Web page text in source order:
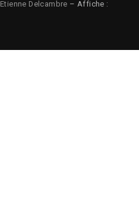
Etienne Delcambre – Affiche :